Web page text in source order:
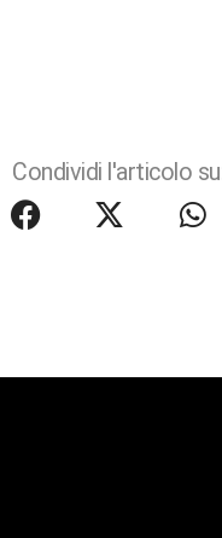
Condividi l'articolo